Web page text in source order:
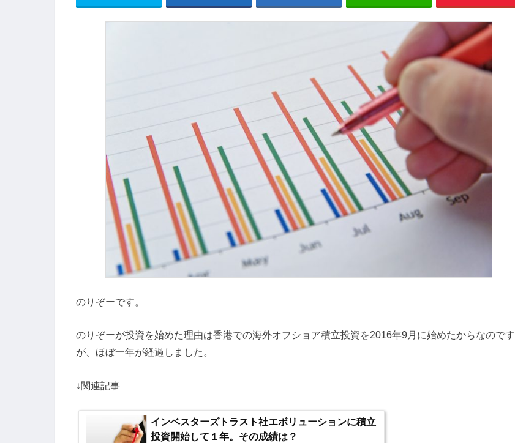
のりぞーです。
のりぞーが投資を始めた理由は香港での海外オフショア積立投資を2016年9月に始めたからなのです
が、ほぼ一年が経過しました。
↓関連記事
インベスターズトラスト社エボリューションに積立
投資開始して１年。その成績は？